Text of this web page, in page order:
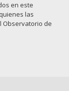
en este
las
Observatorio de